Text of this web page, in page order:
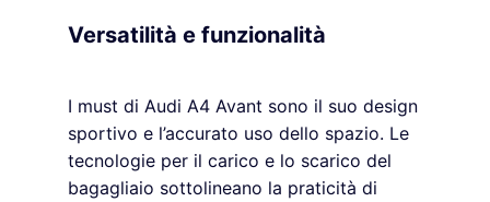
Versatilità e funzionalità
I must di Audi A4 Avant sono il suo design
sportivo e l’accurato uso dello spazio. Le
tecnologie per il carico e lo scarico del
bagagliaio sottolineano la praticità di